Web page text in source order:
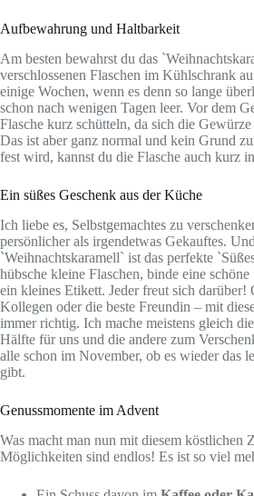
Aufbewahrung und Haltbarkeit
Am besten bewahrst du das
verschlossenen Flaschen im Kühlschrank
einige Wochen, wenn es denn so lange
schon nach wenigen Tagen leer. Vor dem
Flasche kurz schütteln, da sich die
Das ist aber ganz normal und kein Grund
fest wird, kannst du die Flasche auch kurz
Ein süßes Geschenk aus der Küche
Ich liebe es, Selbstgemachtes zu
persönlicher als irgendetwas Gekauftes.
`Weihnachtskaramell` ist das perfekte
hübsche kleine Flaschen, binde eine
ein kleines Etikett. Jeder freut sich
Kollegen oder die beste Freundin – mit
immer richtig. Ich mache meistens gleich
Hälfte für uns und die andere zum
alle schon im November, ob es wieder das
gibt.
Genussmomente im Advent
Was macht man nun mit diesem köstlichen
Möglichkeiten sind endlos! Es ist so viel